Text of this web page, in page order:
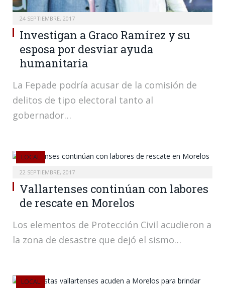
24 SEPTIEMBRE, 2017
Investigan a Graco Ramírez y su
esposa por desviar ayuda
humanitaria
La Fepade podría acusar de la comisión de
delitos de tipo electoral tanto al
gobernador…
LOCAL
22 SEPTIEMBRE, 2017
Vallartenses continúan con labores
de rescate en Morelos
Los elementos de Protección Civil acudieron a
la zona de desastre que dejó el sismo…
LOCAL